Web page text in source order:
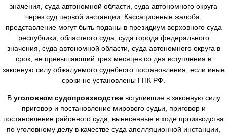
значения, суда автономной области, суда автономного округа
через суд первой инстанции. Кассационные жалоба,
представление могут быть поданы в президиум верховного суда
республики, областного суда, суда города федерального
значения, суда автономной области, суда автономного округа в
срок, не превышающий трех месяцев со дня вступления в
законную силу обжалуемого судебного постановления, если иные
сроки не установлены ГПК РФ.
В уголовном судопроизводствевступившие в законную силу
приговор и постановление мирового судьи, приговор и
постановление районного суда, вынесенные в ходе производства
по уголовному делу в качестве суда апелляционной инстанции,